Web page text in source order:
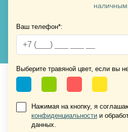
Хочу такую
Ваш телефон*:
Выберите травяной цвет, если вы
Нажимая на кнопку, я
конфиденциальности и
данных.